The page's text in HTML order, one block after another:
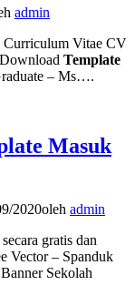
admin
Curriculum Vitae CV
Template
– Ms….
Masuk
2020oleh admin
gratis dan
Vector – Spanduk
Sekolah